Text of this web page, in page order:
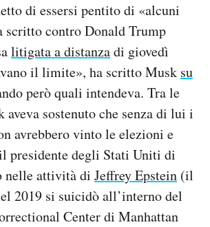
aiuto?
di essersi pentito di «alcuni
scritto contro Donald Trump
litigata a distanzadi giovedì
il limite», ha scritto Musk su
però quali intendeva. Tra le
aveva sostenuto che senza di lui i
avrebbero vinto le elezioni e
presidente degli Stati Uniti di
nelle attività di Jeffrey Epstein (il
2019 si suicidò all’interno del
Center di Manhattan